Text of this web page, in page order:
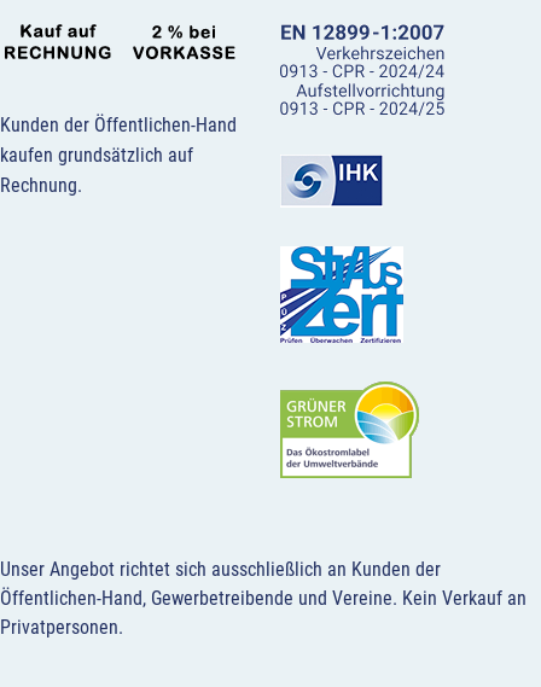
Kunden der Öffentlichen-Hand
kaufen grundsätzlich auf
Rechnung.
Unser Angebot richtet sich ausschließlich an Kunden der
Öffentlichen-Hand, Gewerbetreibende und Vereine. Kein Verkauf an
Privatpersonen.